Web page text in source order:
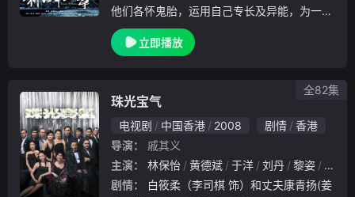
他们各怀鬼胎，运用自己专长及异能，为一个
流传而久的宝藏【 四十二章经】，展开奇幻
历险的夺宝故事
立即播放
珠光宝气
电视剧 中国香港 2008 剧情
香港
导演：
戚其义
主演：
林保怡 黄德斌 于洋 刘丹 黎姿
蔡少
剧情：
全82集